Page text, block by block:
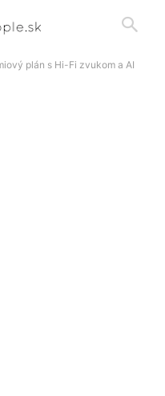
plán s Hi-Fi zvukom a AI